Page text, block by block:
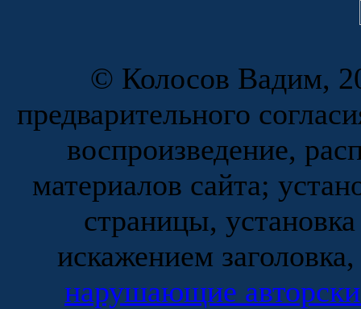
© Колосов Вадим,
предварительного
воспроизведение,
материалов сайта;
страницы,
искажением
нарушающие